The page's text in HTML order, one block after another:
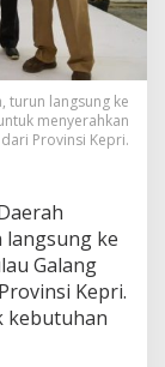
turun langsung ke
menyerahkan
Provinsi Kepri.
langsung ke
Galang
Kepri.
kebutuhan